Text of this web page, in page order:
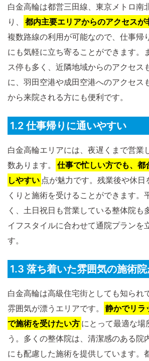
白金高輪は都営三田線、東京メトロ南
り、
都内主要エリアからのアクセスが
複数路線の利用が可能なので、仕事帰
にも気軽に立ち寄ることができます。
ス停も多く、近隣地域からのアクセス
に、羽田空港や成田空港へのアクセス
から来院される方にも便利です。
1.2 仕事帰りに通いやすい
白金高輪エリアには、夜遅くまで営業
数あります。
仕事で忙しい方でも、都
しやすい 点が魅力です。残業後や休日
くりと施術を受けることができます。
く、土日祝日も営業している整体院も
イフスタイルに合わせて通院プランを
す。
1.3 落ち着いた雰囲気の施術
白金高輪は高級住宅街としても知られ
雰囲気が漂うエリアです。
静かでリラ
で施術を受けたい方 にとって最適な場
う。多くの整体院は、清潔感のある院
にも配慮した施術を提供しています。